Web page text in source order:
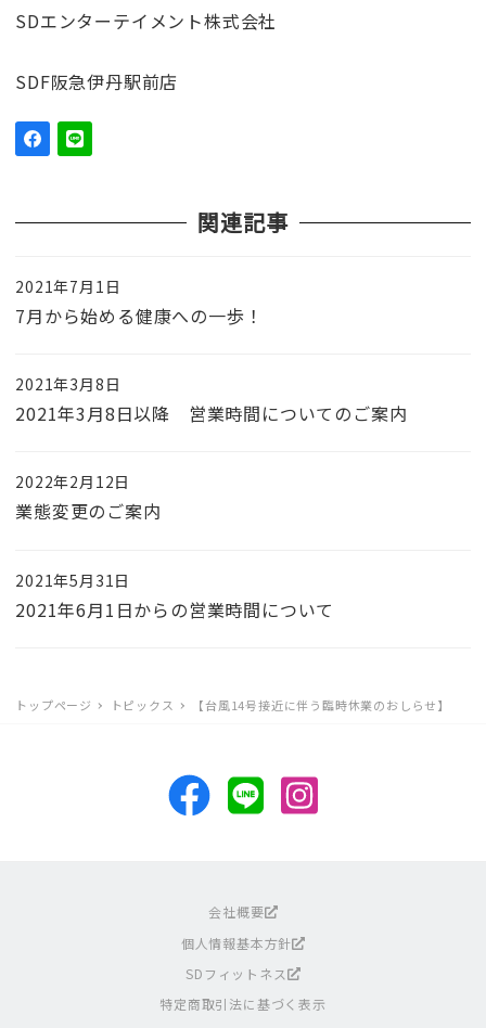
SDエンターテイメント株式会社
SDF阪急伊丹駅前店
関連記事
7月から始める健康への一歩！
2021年7月1日
2021年3月8日以降 営業時間についてのご案内
2021年3月8日
業態変更のご案内
2022年2月12日
2021年6月1日からの営業時間について
2021年5月31日
トップページ トピックス 【台風14号接近に伴う臨時休業のおしらせ】
会社概要
個人情報基本方針
SDフィットネス
特定商取引法に基づく表示